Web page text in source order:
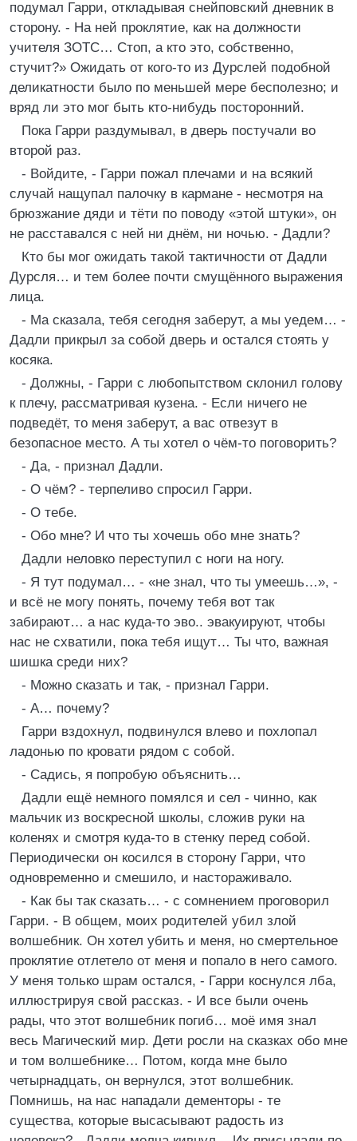
подумал Гарри, откладывая снейповский дневник в
сторону. - На ней проклятие, как на должности
учителя ЗОТС… Стоп, а кто это, собственно,
стучит?» Ожидать от кого-то из Дурслей подобной
деликатности было по меньшей мере бесполезно; и
вряд ли это мог быть кто-нибудь посторонний.
Пока Гарри раздумывал, в дверь постучали во
второй раз.
- Войдите, - Гарри пожал плечами и на всякий
случай нащупал палочку в кармане - несмотря на
брюзжание дяди и тёти по поводу «этой штуки», он
не расставался с ней ни днём, ни ночью. - Дадли?
Кто бы мог ожидать такой тактичности от Дадли
Дурсля… и тем более почти смущённого выражения
лица.
- Ма сказала, тебя сегодня заберут, а мы уедем… -
Дадли прикрыл за собой дверь и остался стоять у
косяка.
- Должны, - Гарри с любопытством склонил голову
к плечу, рассматривая кузена. - Если ничего не
подведёт, то меня заберут, а вас отвезут в
безопасное место. А ты хотел о чём-то поговорить?
- Да, - признал Дадли.
- О чём? - терпеливо спросил Гарри.
- О тебе.
- Обо мне? И что ты хочешь обо мне знать?
Дадли неловко переступил с ноги на ногу.
- Я тут подумал… - «не знал, что ты умеешь…», -
и всё не могу понять, почему тебя вот так
забирают… а нас куда-то эво.. эвакуируют, чтобы
нас не схватили, пока тебя ищут… Ты что, важная
шишка среди них?
- Можно сказать и так, - признал Гарри.
- А… почему?
Гарри вздохнул, подвинулся влево и похлопал
ладонью по кровати рядом с собой.
- Садись, я попробую объяснить…
Дадли ещё немного помялся и сел - чинно, как
мальчик из воскресной школы, сложив руки на
коленях и смотря куда-то в стенку перед собой.
Периодически он косился в сторону Гарри, что
одновременно и смешило, и настораживало.
- Как бы так сказать… - с сомнением проговорил
Гарри. - В общем, моих родителей убил злой
волшебник. Он хотел убить и меня, но смертельное
проклятие отлетело от меня и попало в него самого.
У меня только шрам остался, - Гарри коснулся лба,
иллюстрируя свой рассказ. - И все были очень
рады, что этот волшебник погиб… моё имя знал
весь Магический мир. Дети росли на сказках обо мне
и том волшебнике… Потом, когда мне было
четырнадцать, он вернулся, этот волшебник.
Помнишь, на нас нападали дементоры - те
существа, которые высасывают радость из